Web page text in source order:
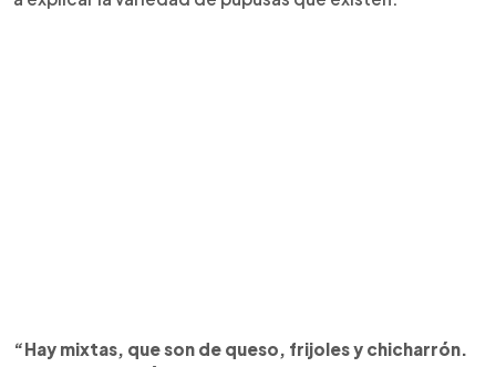
“Hay mixtas, que son de queso, frijoles y chicharrón.